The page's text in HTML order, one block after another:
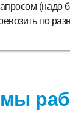
советую.
то
для нее!